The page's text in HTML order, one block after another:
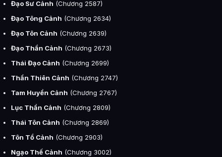
Đạo Sư Cảnh (Chương 2587)
Đạo Tông Cảnh (Chương 2634)
Đạo Tôn Cảnh (Chương 2639)
Đạo Thần Cảnh (Chương 2673)
Thái Đạo Cảnh (Chương 2699)
Thần Thiên Cảnh (Chương 2747)
Tam Huyền Cảnh (Chương 2767)
Lục Thần Cảnh (Chương 2809)
Thái Tôn Cảnh (Chương 2869)
Tôn Tổ Cảnh (Chương 2903)
Ngạo Thế Cảnh (Chương 3002)